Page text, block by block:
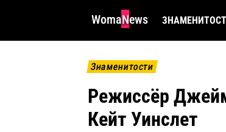
WomaNews
Знаменитости
Режиссёр
Кейт Уинслет